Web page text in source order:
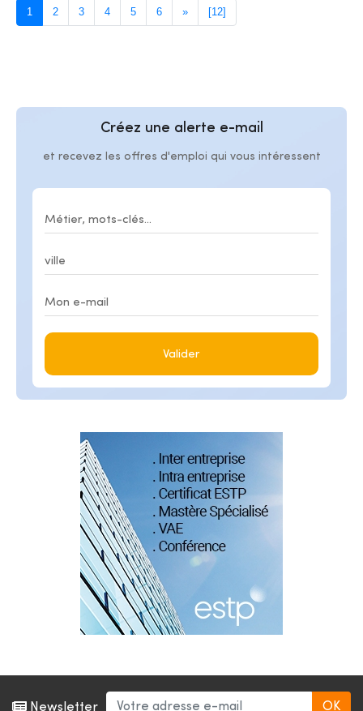
1 2 3 4 5 6 » [12]
Créez une alerte e-mail
et recevez les offres d'emploi qui vous intéressent
Valider
Newsletter